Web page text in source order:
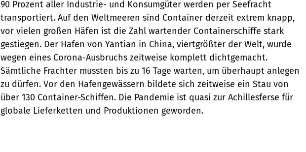
90 Prozent aller Industrie- und Konsumgüter werden per Seefracht
transportiert. Auf den Weltmeeren sind Container derzeit extrem knapp,
vor vielen großen Häfen ist die Zahl wartender Containerschiffe stark
gestiegen. Der Hafen von Yantian in China, viertgrößter der Welt, wurde
wegen eines Corona-Ausbruchs zeitweise komplett dichtgemacht.
Sämtliche Frachter mussten bis zu 16 Tage warten, um überhaupt anlegen
zu dürfen. Vor den Hafengewässern bildete sich zeitweise ein Stau von
über 130 Container-Schiffen. Die Pandemie ist quasi zur Achillesferse für
globale Lieferketten und Produktionen geworden.